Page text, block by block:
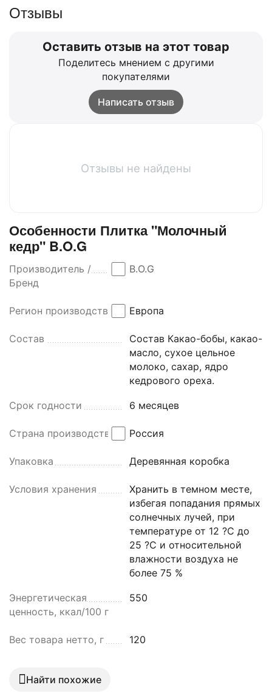
Отзывы
Оставить отзыв на этот товар
Поделитесь мнением с другими
покупателями
Написать отзыв
Отзывы не найдены
Особенности Плитка "Молочный
кедр" B.O.G
Производитель /
Бренд
B.O.G
Регион производства Европа
Состав
Состав Какао-бобы, какао-
масло, сухое цельное
молоко, сахар, ядро
кедрового ореха.
Срок годности 6 месяцев
Страна производства Россия
Упаковка Деревянная коробка
Условия хранения
Хранить в темном месте,
избегая попадания прямых
солнечных лучей, при
температуре от 12 ?С до
25 ?С и относительной
влажности воздуха не
более 75 %
Энергетическая
ценность, ккал/100 г
550
Вес товара нетто, г 120
Найти похожие